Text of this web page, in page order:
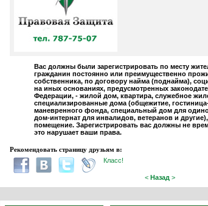
Вас должны были зарегистрировать по месту
гражданин постоянно или преимущественно
собственника, по договору найма (поднайма),
на иных основаниях, предусмотренных
Федерации, - жилой дом, квартира, служебное
специализированные дома (общежитие,
маневренного фонда, специальный дом для
дом-интернат для инвалидов, ветеранов и
помещение. Зарегистрировать вас должны не
это нарушает ваши права.
Рекомендовать страницу друзьям в:
Класс!
< Назад >